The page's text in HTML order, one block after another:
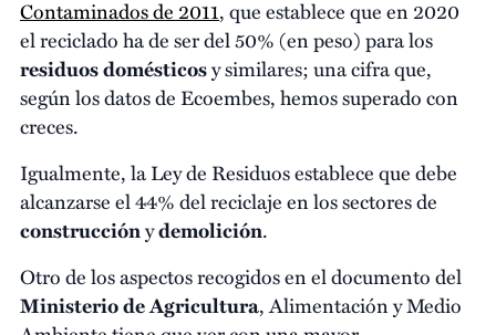
Contaminados de 2011, que establece que en 2020
el reciclado ha de ser del 50% (en peso) para los
residuos domésticosy similares; una cifra que,
según los datos de Ecoembes, hemos superado con
creces.
Igualmente, la Ley de Residuos establece que debe
alcanzarse el 44% del reciclaje en los sectores de
construcciónydemolición.
Otro de los aspectos recogidos en el documento del
Ministerio de Agricultura, Alimentación y Medio